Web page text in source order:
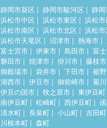
静岡市葵区 静岡市駿河区
静
浜松市中区
浜松市東区
浜松
浜松市南区
浜松市北区
浜松
浜松市天竜区
沼津市 熱海市
富士宮市
伊東市 島田市
富
磐田市
焼津市 掛川市
藤枝市
御殿場市
袋井市 下田市
裾
湖西市
伊豆市 御前崎市
菊
伊豆の国市
牧之原市 東伊豆町
南伊豆町
松崎町 西伊豆町
清水町
長泉町 小山町
吉田町
川根本町
森町